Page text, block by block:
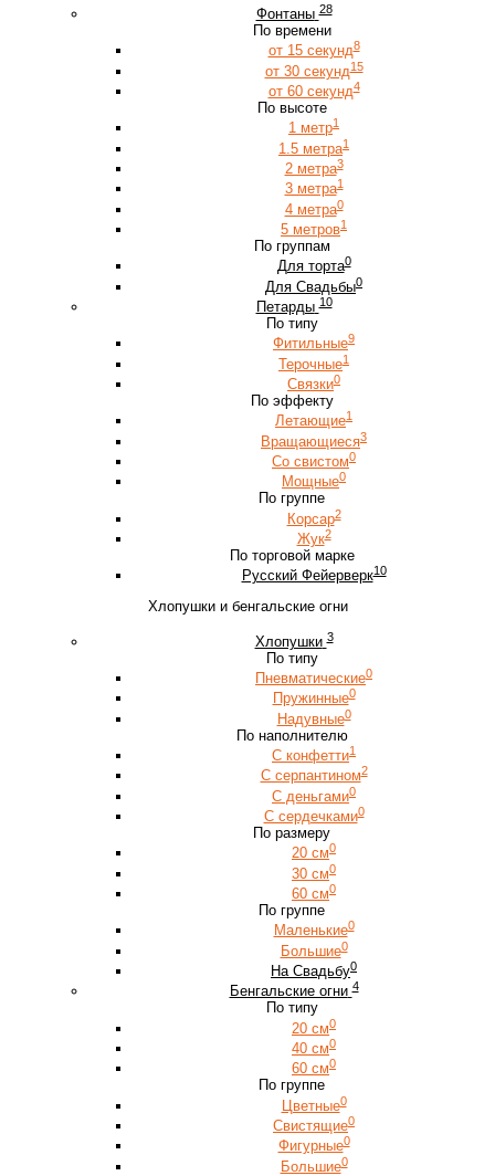
Фонтаны 28
По времени
от 15 секунд8
от 30 секунд15
от 60 секунд4
По высоте
1 метр1
1.5 метра1
2 метра3
3 метра1
4 метра0
5 метров1
По группам
Для торта0
Для Свадьбы0
Петарды 10
По типу
Фитильные9
Терочные1
Связки0
По эффекту
Летающие1
Вращающиеся3
Со свистом0
Мощные0
По группе
Корсар2
Жук2
По торговой марке
Русский Фейерверк10
Хлопушки и бенгальские огни
Хлопушки 3
По типу
Пневматические0
Пружинные0
Надувные0
По наполнителю
С конфетти1
С серпантином2
С деньгами0
С сердечками0
По размеру
20 см0
30 см0
60 см0
По группе
Маленькие0
Большие0
На Свадьбу0
Бенгальские огни 4
По типу
20 см0
40 см0
60 см0
По группе
Цветные0
Свистящие0
Фигурные0
Большие0